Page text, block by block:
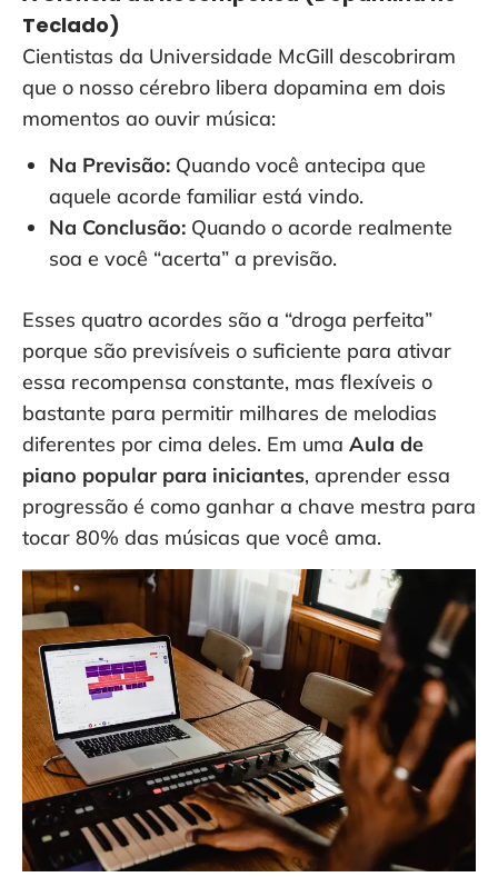
Teclado)
Cientistas da Universidade McGill descobriram
que o nosso cérebro libera dopamina em dois
momentos ao ouvir música:
Na Previsão: Quando você antecipa que
aquele acorde familiar está vindo.
Na Conclusão: Quando o acorde realmente
soa e você “acerta” a previsão.
Esses quatro acordes são a “droga perfeita”
porque são previsíveis o suficiente para ativar
essa recompensa constante, mas flexíveis o
bastante para permitir milhares de melodias
diferentes por cima deles. Em uma Aula de
piano popular para iniciantes, aprender essa
progressão é como ganhar a chave mestra para
tocar 80% das músicas que você ama.